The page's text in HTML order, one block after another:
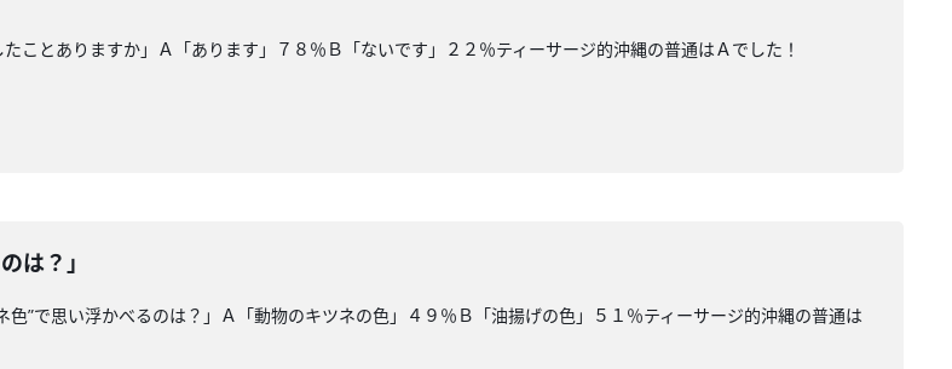
ことありますか」Ａ「あります」７８％Ｂ「ないです」２２％ティーサージ的沖縄の普通はＡでした！
は？」
色”で思い浮かべるのは？」Ａ「動物のキツネの色」４９％Ｂ「油揚げの色」５１％ティーサージ的沖縄の普通は